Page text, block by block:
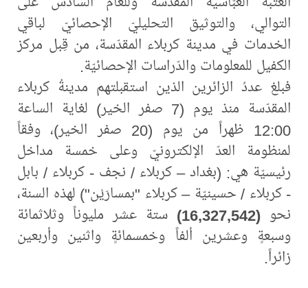
التوالي، والتوثيق التحليليّ الإحصائيّ لباقي
الخدمات في مدينة كربلاء المقدّسة، من قِبل مركز
الكفيل للمعلومات والدّراسات الإحصائيّة.
فبلغ عددُ الزائرين الذين استقبلتهم مدينةُ كربلاء
المقدّسة منذ يوم (7 صفر الخير) لغاية الساعة
12:00 ظهراً من يوم (20 صفر الخير)، وفقاً
لمنظومة العدّ الإلكترونيّ وعلى خمسة مداخل
رئيسيّة هي: (بغداد – كربلاء / نجف - كربلاء / بابل
- كربلاء / حسينيّة – كربلاء "بمسارَيْن") لهذه السنة،
نحو (16,327,542)
ستة عشر مليوناً وثلاثمائة
وسبعةٍ وعشرين ألفاً وخمسمائةٍ واثنين وأربعين
زائراً.